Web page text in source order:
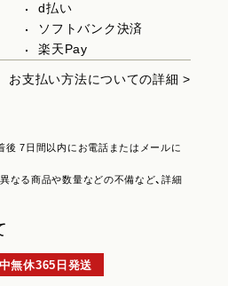
d払い
ソフトバンク決済
楽天Pay
お支払い方法についての詳細 >
後 7日間以内にお電話またはメールに
異なる商品や数量などの不備など、詳細
無休365日発送